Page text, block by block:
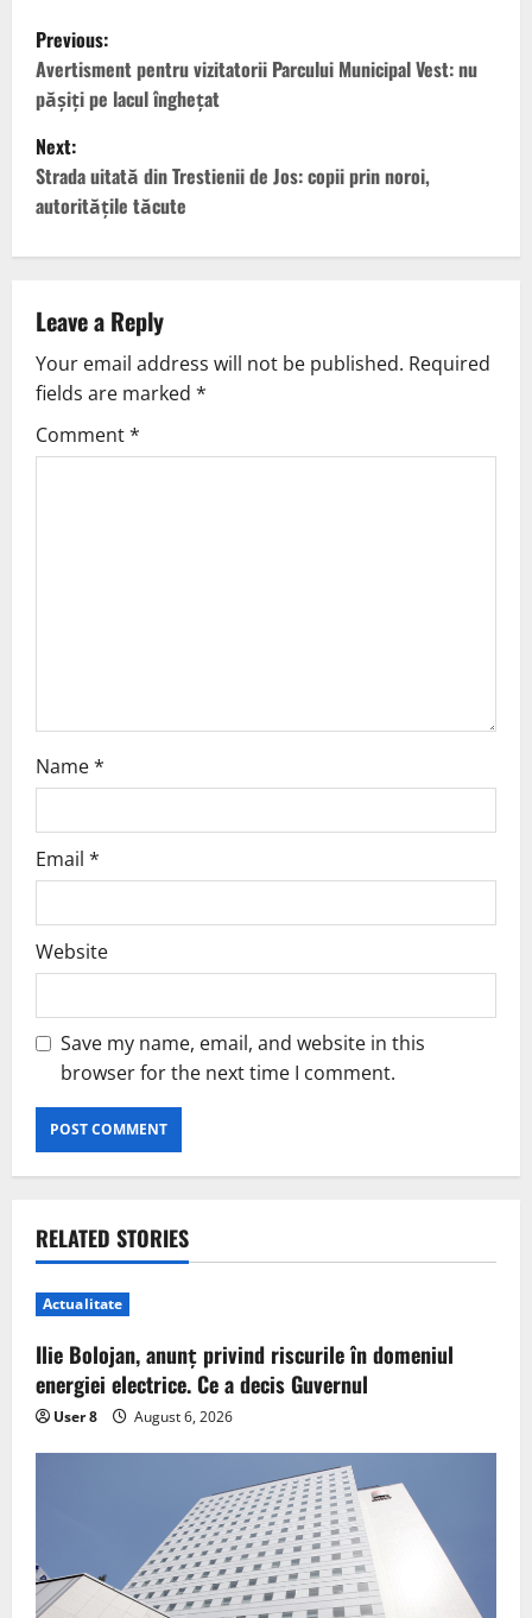
Previous:
Avertisment pentru vizitatorii Parcului Municipal Vest: nu
pășiți pe lacul înghețat
Next:
Strada uitată din Trestienii de Jos: copii prin noroi,
autoritățile tăcute
Leave a Reply
Your email address will not be published. Required
fields are marked *
Comment*
Name*
Email *
Website
Save my name, email, and website in this
browser for the next time I comment.
RELATED STORIES
Actualitate
Ilie Bolojan, anunț privind riscurile în domeniul
energiei electrice. Ce a decis Guvernul
User 8 August 6, 2026